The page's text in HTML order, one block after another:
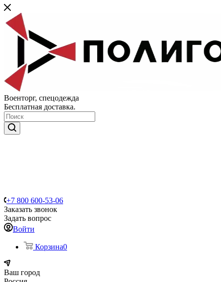
Военторг, спецодежда
Бесплатная доставка.
+7 800 600-53-06
Заказать звонок
Задать вопрос
Войти
Корзина0
Ваш город